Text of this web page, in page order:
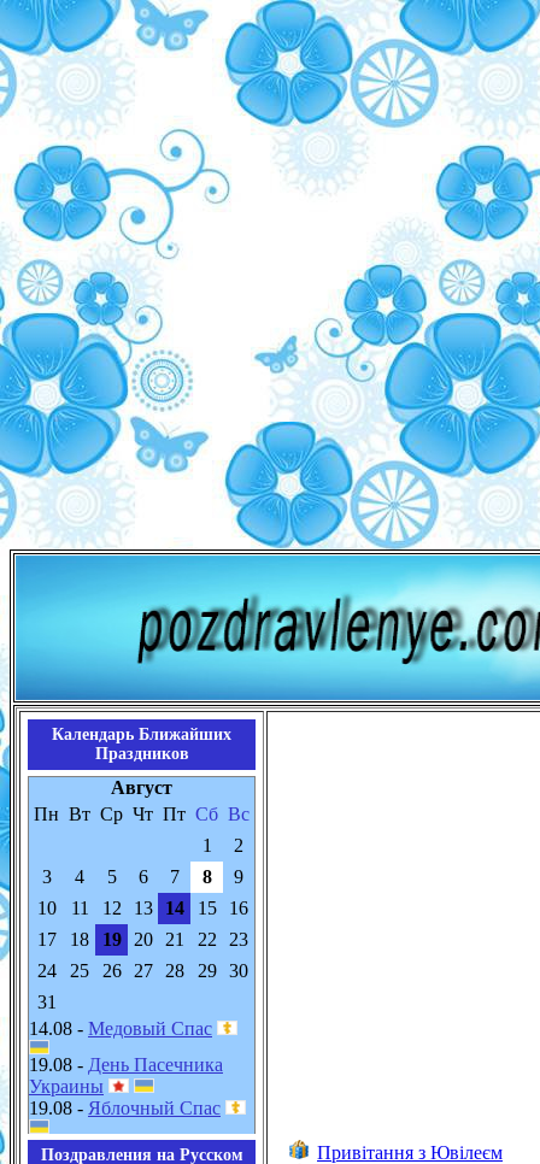
Календарь Ближайших
Праздников
Август
Пн Вт Ср Чт Пт Сб Вс
1
2
3
4 5 6 7 8
9
10
11 12 13 14 15
16
17
18 19 20 21 22
23
24
25 26 27 28 29
30
31
14.08 - Медовый Спас
19.08 - День Пасечника
Украины
19.08 - Яблочный Спас
Поздравления на Русском
Привітання з Ювілеєм